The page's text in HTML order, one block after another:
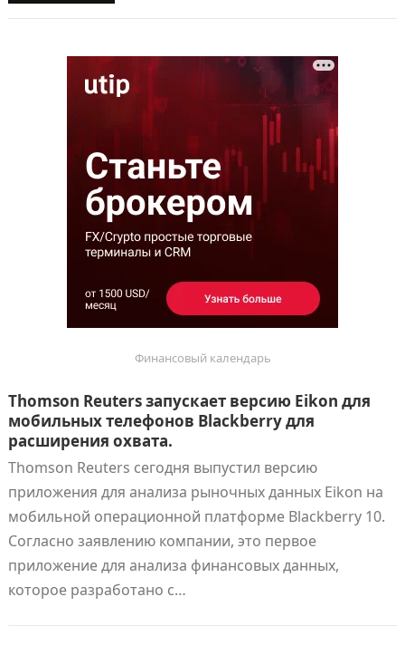
Финансовый календарь
Thomson Reuters запускает версию Eikon для
мобильных телефонов Blackberry для
расширения охвата.
Thomson Reuters сегодня выпустил версию
приложения для анализа рыночных данных Eikon на
мобильной операционной платформе Blackberry 10.
Согласно заявлению компании, это первое
приложение для анализа финансовых данных,
которое разработано с…